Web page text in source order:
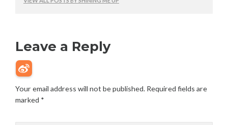
Leave a Reply
Your email address will not be published. Required fields are
marked *